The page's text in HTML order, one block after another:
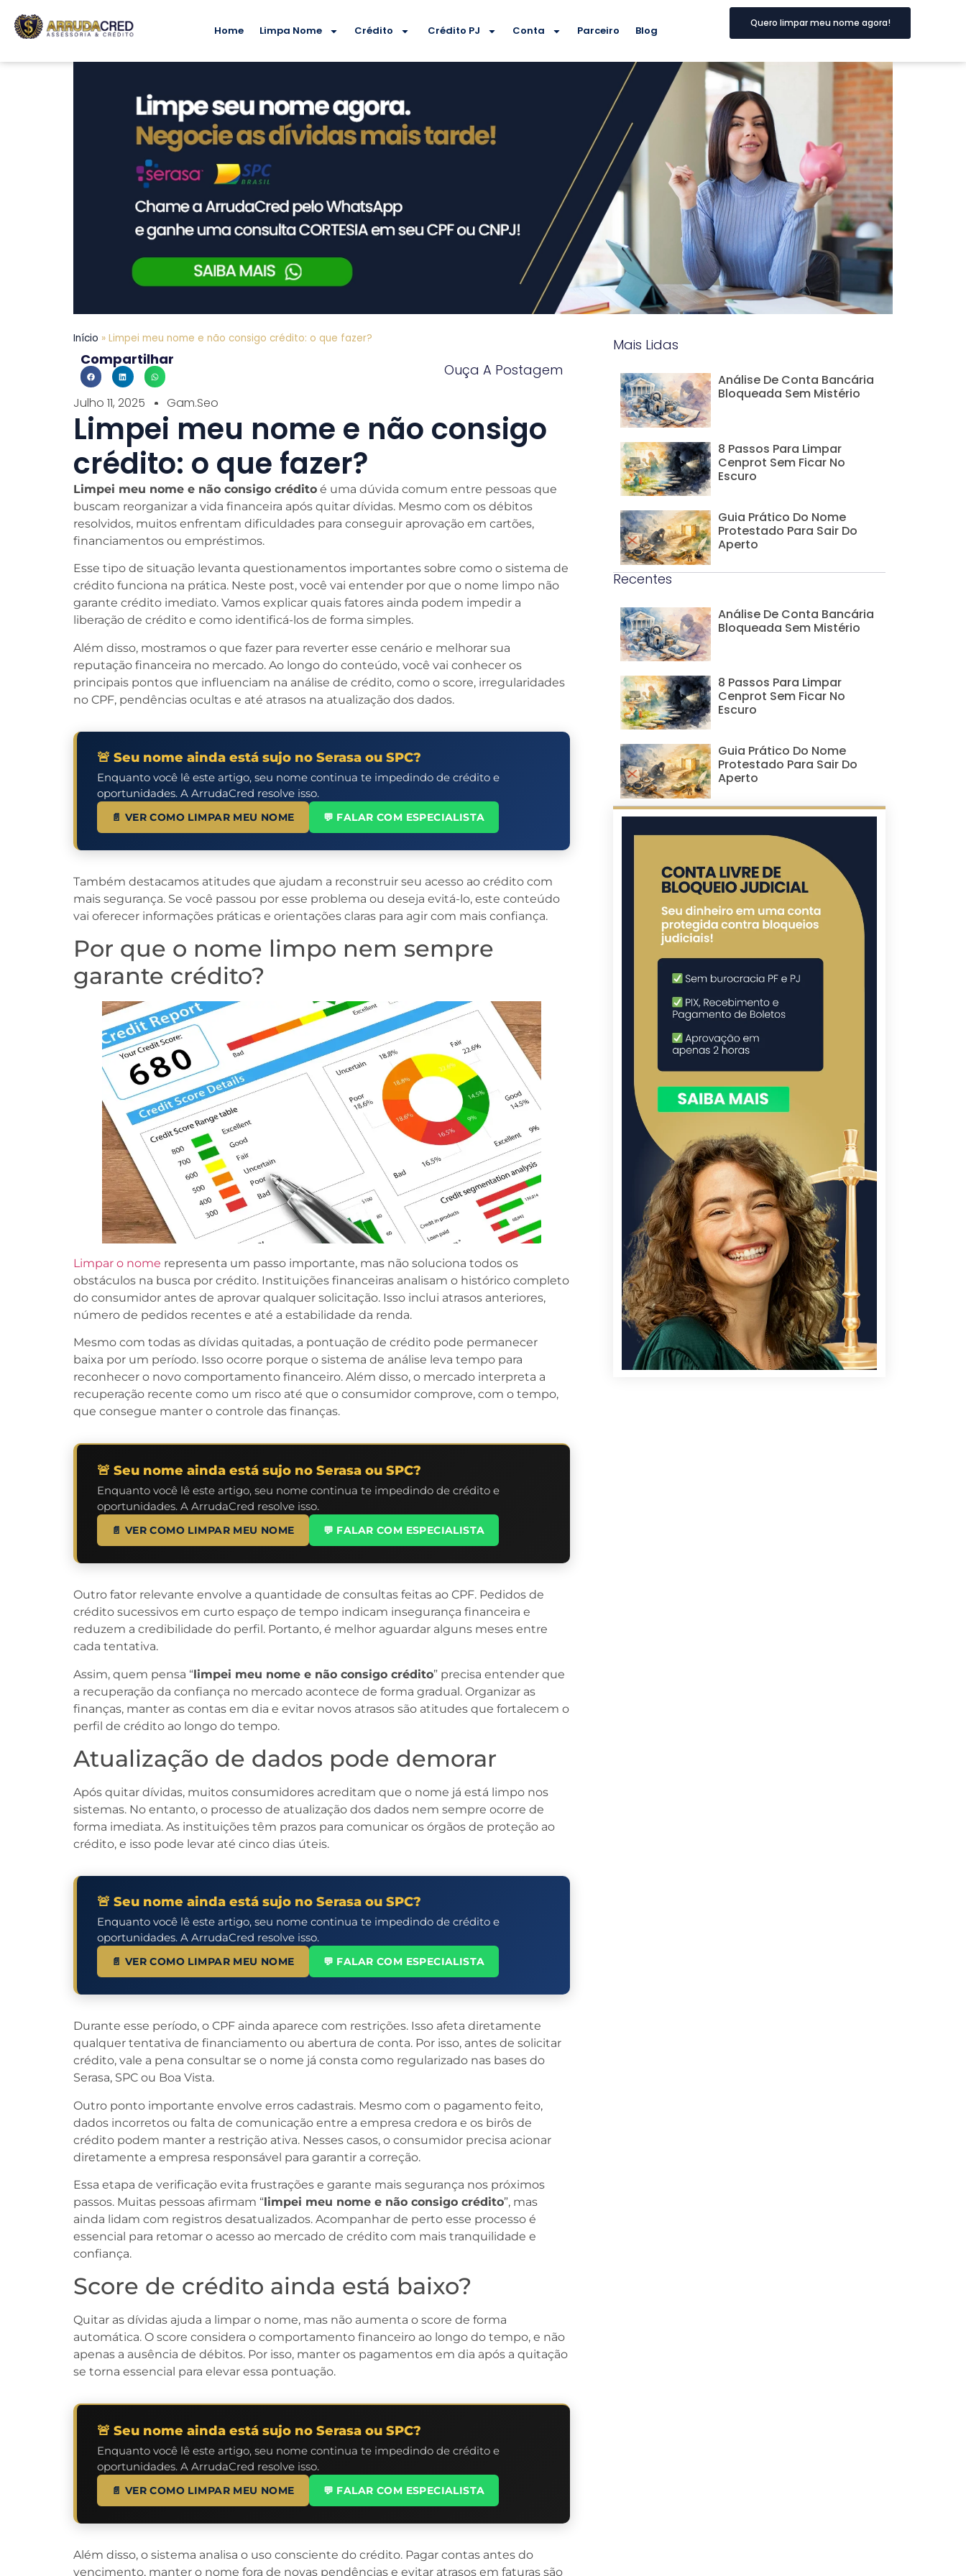
Home Limpa Nome Crédito Crédito PJ Conta Parceiro Blog
Quero limpar meu nome agora!
Início » Limpei meu nome e não consigo crédito: o que fazer?
Compartilhar
Ouça A Postagem
Julho 11, 2025 Gam.seo
Limpei meu nome e não consigo
crédito: o que fazer?
Limpei meu nome e não consigo crédito é uma dúvida comum entre pessoas que
buscam reorganizar a vida financeira após quitar dívidas. Mesmo com os débitos
resolvidos, muitos enfrentam dificuldades para conseguir aprovação em cartões,
financiamentos ou empréstimos.
Esse tipo de situação levanta questionamentos importantes sobre como o sistema de
crédito funciona na prática. Neste post, você vai entender por que o nome limpo não
garante crédito imediato. Vamos explicar quais fatores ainda podem impedir a
liberação de crédito e como identificá-los de forma simples.
Além disso, mostramos o que fazer para reverter esse cenário e melhorar sua
reputação financeira no mercado. Ao longo do conteúdo, você vai conhecer os
principais pontos que influenciam na análise de crédito, como o score, irregularidades
no CPF, pendências ocultas e até atrasos na atualização dos dados.
🚨 Seu nome ainda está sujo no Serasa ou SPC?
Enquanto você lê este artigo, seu nome continua te impedindo de crédito e
oportunidades. A ArrudaCred resolve isso.
📄 VER COMO LIMPAR MEU NOME 💬 FALAR COM ESPECIALISTA
Também destacamos atitudes que ajudam a reconstruir seu acesso ao crédito com
mais segurança. Se você passou por esse problema ou deseja evitá-lo, este conteúdo
vai oferecer informações práticas e orientações claras para agir com mais confiança.
Por que o nome limpo nem sempre
garante crédito?
Limpar o nome representa um passo importante, mas não soluciona todos os
obstáculos na busca por crédito. Instituições financeiras analisam o histórico completo
do consumidor antes de aprovar qualquer solicitação. Isso inclui atrasos anteriores,
número de pedidos recentes e até a estabilidade da renda.
Mesmo com todas as dívidas quitadas, a pontuação de crédito pode permanecer
baixa por um período. Isso ocorre porque o sistema de análise leva tempo para
reconhecer o novo comportamento financeiro. Além disso, o mercado interpreta a
recuperação recente como um risco até que o consumidor comprove, com o tempo,
que consegue manter o controle das finanças.
🚨 Seu nome ainda está sujo no Serasa ou SPC?
Enquanto você lê este artigo, seu nome continua te impedindo de crédito e
oportunidades. A ArrudaCred resolve isso.
📄 VER COMO LIMPAR MEU NOME 💬 FALAR COM ESPECIALISTA
Outro fator relevante envolve a quantidade de consultas feitas ao CPF. Pedidos de
crédito sucessivos em curto espaço de tempo indicam insegurança financeira e
reduzem a credibilidade do perfil. Portanto, é melhor aguardar alguns meses entre
cada tentativa.
Assim, quem pensa “limpei meu nome e não consigo crédito” precisa entender que
a recuperação da confiança no mercado acontece de forma gradual. Organizar as
finanças, manter as contas em dia e evitar novos atrasos são atitudes que fortalecem o
perfil de crédito ao longo do tempo.
Atualização de dados pode demorar
Após quitar dívidas, muitos consumidores acreditam que o nome já está limpo nos
sistemas. No entanto, o processo de atualização dos dados nem sempre ocorre de
forma imediata. As instituições têm prazos para comunicar os órgãos de proteção ao
crédito, e isso pode levar até cinco dias úteis.
🚨 Seu nome ainda está sujo no Serasa ou SPC?
Enquanto você lê este artigo, seu nome continua te impedindo de crédito e
oportunidades. A ArrudaCred resolve isso.
📄 VER COMO LIMPAR MEU NOME 💬 FALAR COM ESPECIALISTA
Durante esse período, o CPF ainda aparece com restrições. Isso afeta diretamente
qualquer tentativa de financiamento ou abertura de conta. Por isso, antes de solicitar
crédito, vale a pena consultar se o nome já consta como regularizado nas bases do
Serasa, SPC ou Boa Vista.
Outro ponto importante envolve erros cadastrais. Mesmo com o pagamento feito,
dados incorretos ou falta de comunicação entre a empresa credora e os birôs de
crédito podem manter a restrição ativa. Nesses casos, o consumidor precisa acionar
diretamente a empresa responsável para garantir a correção.
Essa etapa de verificação evita frustrações e garante mais segurança nos próximos
passos. Muitas pessoas afirmam “limpei meu nome e não consigo crédito”, mas
ainda lidam com registros desatualizados. Acompanhar de perto esse processo é
essencial para retomar o acesso ao mercado de crédito com mais tranquilidade e
confiança.
Score de crédito ainda está baixo?
Quitar as dívidas ajuda a limpar o nome, mas não aumenta o score de forma
automática. O score considera o comportamento financeiro ao longo do tempo, e não
apenas a ausência de débitos. Por isso, manter os pagamentos em dia após a quitação
se torna essencial para elevar essa pontuação.
🚨 Seu nome ainda está sujo no Serasa ou SPC?
Enquanto você lê este artigo, seu nome continua te impedindo de crédito e
oportunidades. A ArrudaCred resolve isso.
📄 VER COMO LIMPAR MEU NOME 💬 FALAR COM ESPECIALISTA
Além disso, o sistema analisa o uso consciente do crédito. Pagar contas antes do
vencimento, manter o nome fora de novas pendências e evitar atrasos em faturas são
Mais Lidas
Análise De Conta Bancária
Bloqueada Sem Mistério
8 Passos Para Limpar
Cenprot Sem Ficar No
Escuro
Guia Prático Do Nome
Protestado Para Sair Do
Aperto
Recentes
Análise De Conta Bancária
Bloqueada Sem Mistério
8 Passos Para Limpar
Cenprot Sem Ficar No
Escuro
Guia Prático Do Nome
Protestado Para Sair Do
Aperto